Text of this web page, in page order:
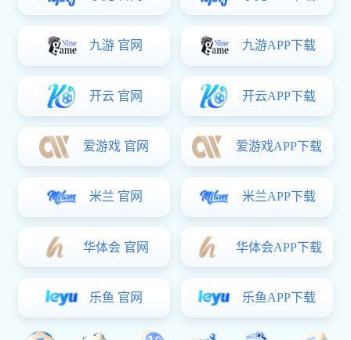
电子建筑五金在 11.1馆 G27-28 展位亮相。星空电子建筑五
澳区、东南亚区，为全球建筑提供坚实的五金支持。
展会现场
此次展会，聚焦“高性能门窗系统解决方案”，展示了
槽隐藏式对开窗五金系统、电动平推窗、电动内平开窗、
内平开下悬五金系统等前沿创新产品。
此次展会，聚焦“高性能门窗系统解决方案”，展示了U
槽隐藏式对开窗五金系统、电动平推窗、电动内平开窗、
JTSM06/07 系列提升推拉门五金系统、3HM1/NXC16系列
内平开下悬五金系统等前沿创新产品。
展会现场